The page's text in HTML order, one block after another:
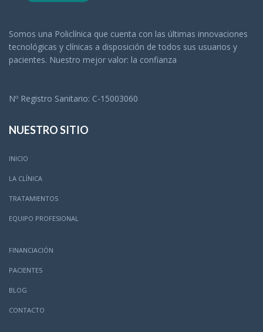
Somos una Policlínica que cuenta con las últimas innovaciones
tecnológicas y clínicas a disposición de todos sus usuarios y
pacientes. Nuestro mejor valor: la confianza
Nº Registro Sanitario: C-15003060
NUESTRO SITIO
INICIO
LA CLÍNICA
TRATAMIENTOS
EQUIPO PROFESIONAL
FINANCIACIÓN
PACIENTES
BLOG
CONTACTO